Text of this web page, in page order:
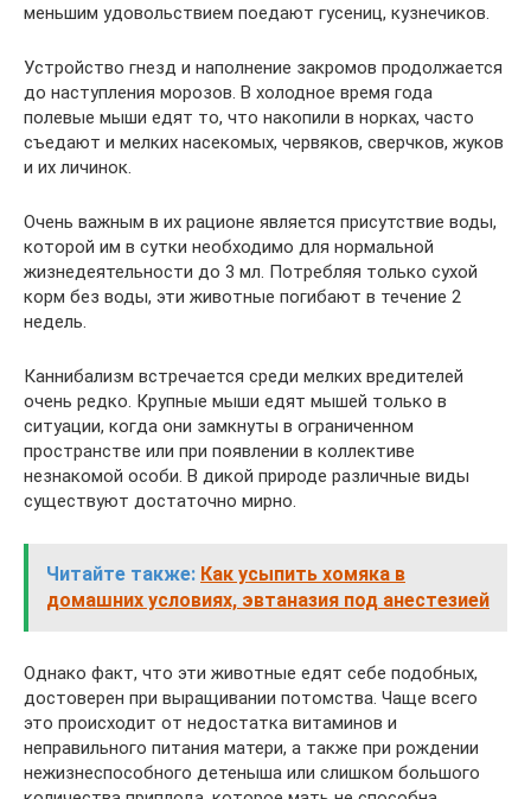
меньшим удовольствием поедают гусениц, кузнечиков.
Устройство гнезд и наполнение закромов продолжается
до наступления морозов. В холодное время года
полевые мыши едят то, что накопили в норках, часто
съедают и мелких насекомых, червяков, сверчков, жуков
и их личинок.
Очень важным в их рационе является присутствие воды,
которой им в сутки необходимо для нормальной
жизнедеятельности до 3 мл. Потребляя только сухой
корм без воды, эти животные погибают в течение 2
недель.
Каннибализм встречается среди мелких вредителей
очень редко. Крупные мыши едят мышей только в
ситуации, когда они замкнуты в ограниченном
пространстве или при появлении в коллективе
незнакомой особи. В дикой природе различные виды
существуют достаточно мирно.
Читайте также: Как усыпить хомяка в
домашних условиях, эвтаназия под анестезией
Однако факт, что эти животные едят себе подобных,
достоверен при выращивании потомства. Чаще всего
это происходит от недостатка витаминов и
неправильного питания матери, а также при рождении
нежизнеспособного детеныша или слишком большого